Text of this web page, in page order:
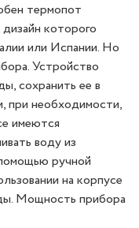
термопот
которого
или Испании. Но
Устройство
сохранить ее в
при необходимости,
имеются
воду из
ручной
на корпусе
Мощность прибора